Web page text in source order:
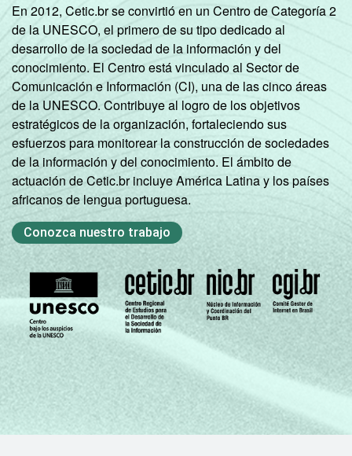
Ocupação PEA 21
Não PEA 14
1Base: 152.708.441 pessoas com 16 anos ou
mais. Respostas estimuladas. Cada item
apresentado se refere apenas aos
resultados da alternativa "sim". Dados
coletados entre outubro de 2014 e março de
2015.
En 2012, Cetic.br se convirtió en un Centro de Categoría 2
de la UNESCO, el primero de su tipo dedicado al
desarrollo de la sociedad de la información y del
conocimiento. El Centro está vinculado al Sector de
Comunicación e Información (CI), una de las cinco áreas
de la UNESCO. Contribuye al logro de los objetivos
estratégicos de la organización, fortaleciendo sus
esfuerzos para monitorear la construcción de sociedades
de la información y del conocimiento. El ámbito de
actuación de Cetic.br incluye América Latina y los países
africanos de lengua portuguesa.
Conozca nuestro trabajo